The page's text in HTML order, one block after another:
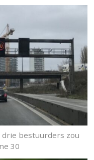
drie bestuurders zou
30